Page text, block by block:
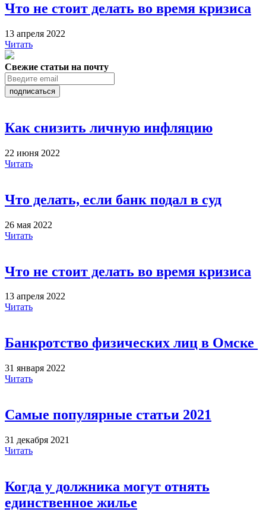
Что не стоит делать во время кризиса
13 апреля 2022
Читать
Свежие статьи на почту
подписаться
Как снизить личную инфляцию
22 июня 2022
Читать
Что делать, если банк подал в суд
26 мая 2022
Читать
Что не стоит делать во время кризиса
13 апреля 2022
Читать
Банкротство физических лиц в Омске
31 января 2022
Читать
Самые популярные статьи 2021
31 декабря 2021
Читать
Когда у должника могут отнять
единственное жилье